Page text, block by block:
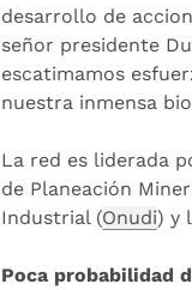
desarrollo de
señor presidente
escatimamos
nuestra inmensa
La red es liderada
de Planeación
Industrial (Onudi) y
Poca probabilidad